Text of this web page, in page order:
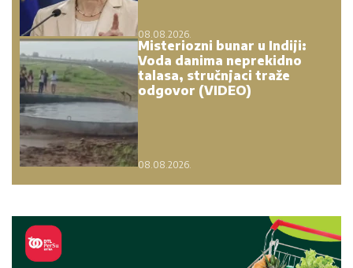
08.08.2026.
Misteriozni bunar u Indiji:
Voda danima neprekidno
talasa, stručnjaci traže
odgovor (VIDEO)
08.08.2026.